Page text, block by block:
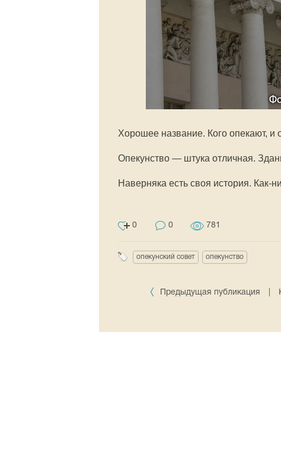
Хорошее название. Кого опекают, и
Опекунство — штука отличная.
Наверняка есть своя история. Как-
0 0 781
опекунский совет опекунство
Предыдущая публикация